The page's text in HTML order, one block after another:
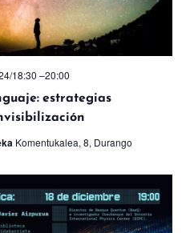
18:30 –20:00
estrategias
Komentukalea, 8, Durango